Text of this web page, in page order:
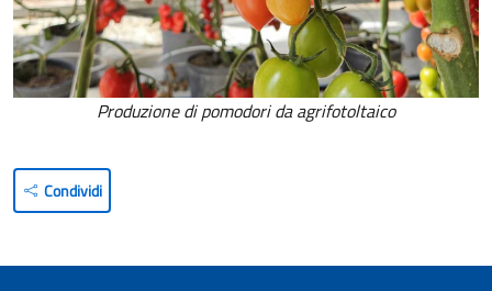
Produzione di pomodori da agrifotoltaico
Condividi